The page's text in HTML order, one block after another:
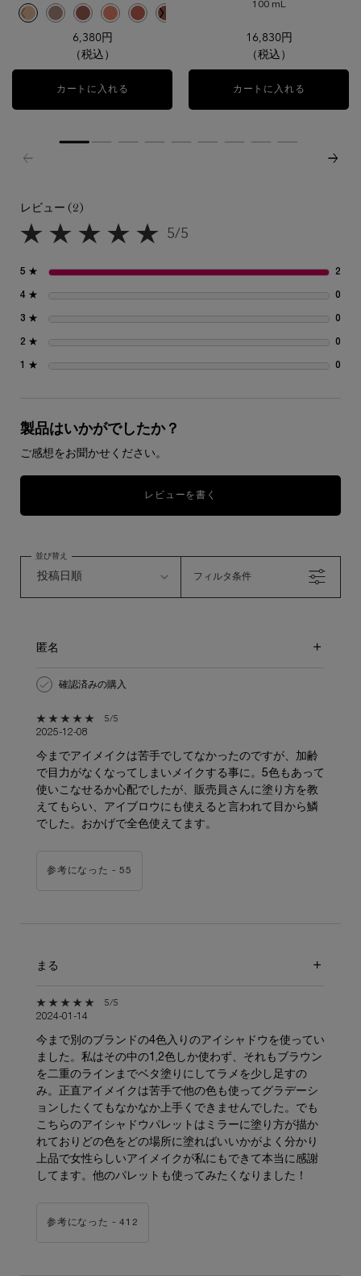
色を選択してください {1} の場合
選択済み
01 サンバースティング のカラー イドル ティント リキッド アイブラッシャ
選択済み
02 デザート サンド のカラー イドル ティント リキッド アイブラッシ
選択済み
03 ホット ラヴァ のカラー イドル ティント リキッド アイブラ
選択済み
04 シエンナ のカラー イドル ティント リキッド アイブ
選択済み
05 サンド ストーム のカラー イドル ティント リ
6,380円
（税込）
カートに入れる イドル ティント リキッド アイブラッシャー
100 mL
16,830円
（税込）
カートに入れる
レビューレビュー (2)
5星中5。 5/5
5 ★ 2
4 ★ 0
3 ★ 0
2 ★ 0
1 ★ 0
製品はいかがでしたか？
ご感想をお聞かせください。
レビューを書く
並び替え
フィルタ条件
匿名
確認済みの購入
5星中5。 5/5
2025-12-08
今までアイメイクは苦手でしてなかったのですが、加齢
で目力がなくなってしまいメイクする事に。5色もあって
使いこなせるか心配でしたが、販売員さんに塗り方を教
えてもらい、アイブロウにも使えると言われて目から鱗
でした。おかげで全色使えてます。
参考になった -55
まる
5星中5。 5/5
2024-01-14
今まで別のブランドの4色入りのアイシャドウを使ってい
ました。私はその中の1,2色しか使わず、それもブラウン
を二重のラインまでベタ塗りにしてラメを少し足すの
み。正直アイメイクは苦手で他の色も使ってグラデーシ
ョンしたくてもなかなか上手くできませんでした。でも
こちらのアイシャドウパレットはミラーに塗り方が描か
れておりどの色をどの場所に塗ればいいかがよく分かり
上品で女性らしいアイメイクが私にもできて本当に感謝
してます。他のパレットも使ってみたくなりました！
参考になった -412